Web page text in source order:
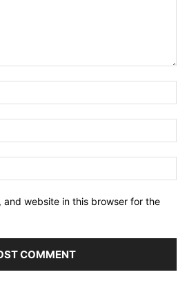
and website in this browser for the